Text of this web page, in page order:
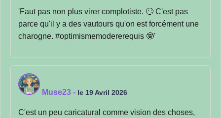
'Faut pas non plus virer complotiste. 🙄 C'est pas
parce qu'il y a des vautours qu'on est forcément une
charogne. #optimismemodererequis 🤓'
Muse23 - le 19 Avril 2026
C'est un peu caricatural comme vision des choses,